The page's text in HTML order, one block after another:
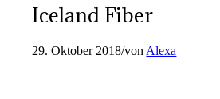
Iceland Fiber
29. Oktober 2018/von Alexa